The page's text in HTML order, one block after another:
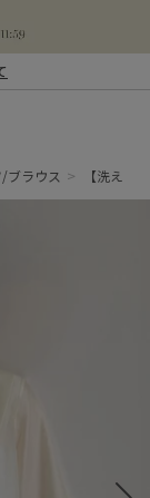
ブラウス 【洗える